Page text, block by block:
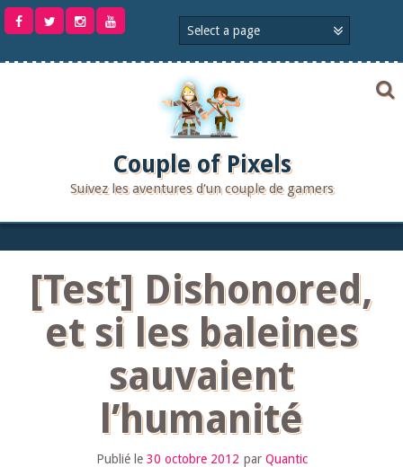
Aller
Couple of Pixels
Suivez les aventures d'un couple de gamers
[Test] Dishonored,
et si les baleines
sauvaient
l’humanité
Publié le 30 octobre 2012 par Quantic